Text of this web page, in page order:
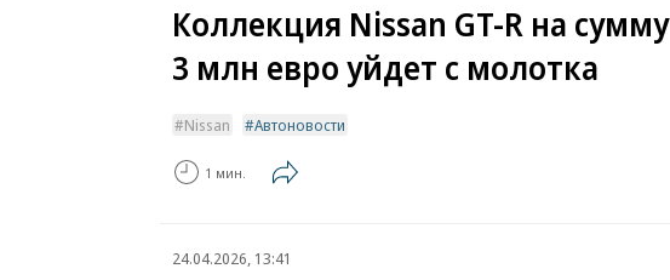
Коллекция Nissan GT-R на сумму
3 млн евро уйдет с молотка
Nissan Автоновости
1 мин.
24.04.2026, 13:41